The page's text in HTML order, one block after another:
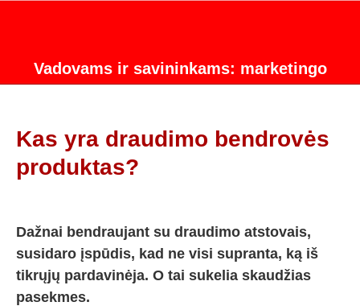
Vadovams ir savininkams: marketingo
Kas yra draudimo bendrovės
produktas?
Dažnai bendraujant su draudimo atstovais,
susidaro įspūdis, kad ne visi supranta, ką iš
tikrųjų pardavinėja. O tai sukelia skaudžias
pasekmes.